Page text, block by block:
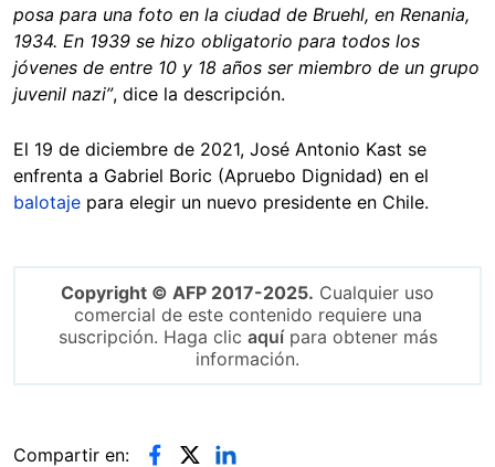
posa para una foto en la ciudad de Bruehl, en Renania,
1934. En 1939 se hizo obligatorio para todos los
jóvenes de entre 10 y 18 años ser miembro de un grupo
juvenil nazi”, dice la descripción.
El 19 de diciembre de 2021, José Antonio Kast se
enfrenta a Gabriel Boric (Apruebo Dignidad) en el
balotaje para elegir un nuevo presidente en Chile.
Copyright © AFP 2017-2025. Cualquier uso
comercial de este contenido requiere una
suscripción. Haga clic aquípara obtener más
información.
Compartir en: